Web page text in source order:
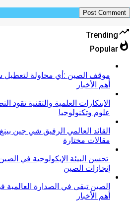
trending_up
Trending
whatshot
Popular
موقف الصين :أي محاولة لتعطيل
أهم الأخبار
الابتكارات العلمية والتقنية تقود
علوم وتكنولوجيا
القائد العالمي الرفيق شي جين
مقالات مختارة
تحسن البيئة الإيكولوجية في
إنجازات الصين
الصين تبقى في الصدارة العالمية في
أهم الأخبار